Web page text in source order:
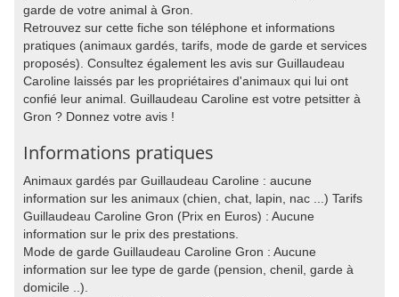
garde de votre animal à Gron.
Retrouvez sur cette fiche son téléphone et informations
pratiques (animaux gardés, tarifs, mode de garde et services
proposés). Consultez également les avis sur Guillaudeau
Caroline laissés par les propriétaires d'animaux qui lui ont
confié leur animal. Guillaudeau Caroline est votre petsitter à
Gron ? Donnez votre avis !
Informations pratiques
Animaux gardés par Guillaudeau Caroline : aucune
information sur les animaux (chien, chat, lapin, nac ...) Tarifs
Guillaudeau Caroline Gron (Prix en Euros) : Aucune
information sur le prix des prestations.
Mode de garde Guillaudeau Caroline Gron : Aucune
information sur lee type de garde (pension, chenil, garde à
domicile ..).